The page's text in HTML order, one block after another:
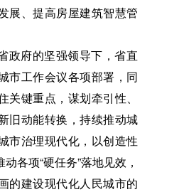
展、提高房屋建筑智慧管
政府的坚强领导下，省直
市工作会议各项部署，同
键重点，谋划牵引性、
旧动能转换，持续推动城
市治理现代化，以创造性
各项“硬任务”落地见效，
的建设现代化人民城市的